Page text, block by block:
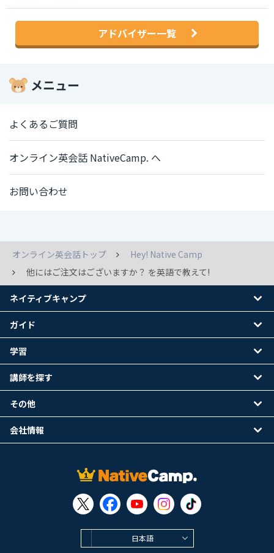
アドバイザー一覧
メニュー
よくあるご質問
オンライン英会話 NativeCamp. へ
お問い合わせ
オンライン英会話トップ
Hey! Native Camp
他にはご注文はございますか？ を英語で教えて!
日本語
ネイティブキャンプ
ガイド
学習
講師を探す
その他
会社情報